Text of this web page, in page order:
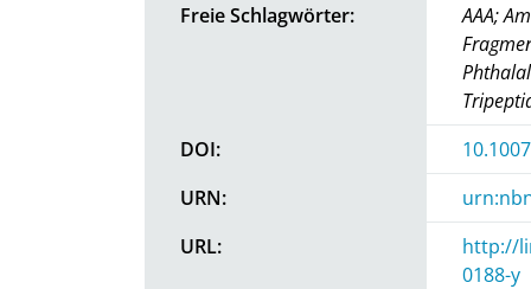
Freie Schlagwörter:
AAA;
DOI:
URN:
URL:
http://
0188-y